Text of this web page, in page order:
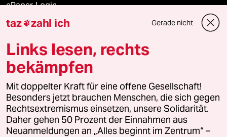
ePaper Login
Downloads für Abonnierende
© 2026 taz Verlags und Vertriebs GmbH
Alle Rechte vorbehalten. Bei rechtlichen Fragen oder für Genehmigungen
wenden Sie sich bitte an
lizenzen@taz.de
Feedback Redaktionsstatut Kommune-Richtlinien
taz zahl ich Gerade nicht
Links lesen, rechts
bekämpfen
Mit doppelter Kraft für eine offene Gesellschaft!
Besonders jetzt brauchen Menschen, die sich gegen
Rechtsextremismus einsetzen, unsere Solidarität.
Daher gehen 50 Prozent der Einnahmen aus
Neuanmeldungen an „Alles beginnt im Zentrum“ –